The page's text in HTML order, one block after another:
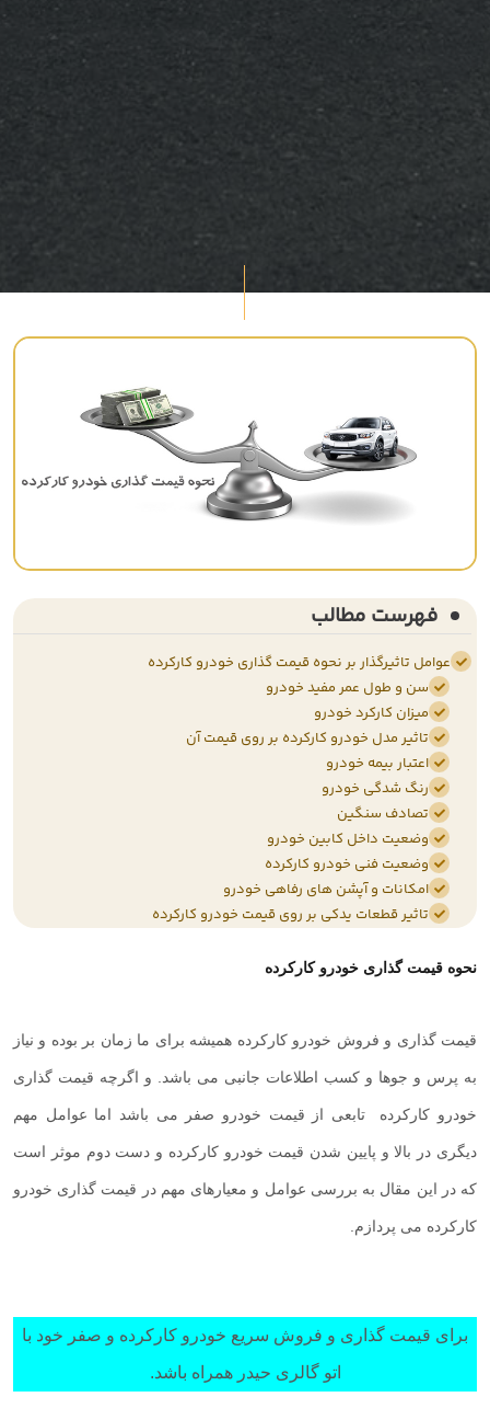
فهرست مطالب
عوامل تاثیرگذار بر نحوه قیمت گذاری خودرو کارکرده
سن و طول عمر مفید خودرو
میزان کارکرد خودرو
تاثیر مدل خودرو کارکرده بر روی قیمت آن
اعتبار بیمه خودرو
رنگ شدگی خودرو
تصادف سنگین
وضعیت داخل کابین خودرو
وضعیت فنی خودرو کارکرده
امکانات و آپشن های رفاهی خودرو
تاثیر قطعات یدکی بر روی قیمت خودرو کارکرده
نحوه قیمت گذاری خودرو کارکرده
قیمت گذاری و فروش خودرو کارکرده همیشه برای ما زمان بر بوده و نیاز
به پرس و جوها و کسب اطلاعات جانبی می باشد. و اگرچه قیمت گذاری
خودرو کارکرده تابعی از قیمت خودرو صفر می باشد اما عوامل مهم
دیگری در بالا و پایین شدن قیمت خودرو کارکرده و دست دوم موثر است
که در این مقال به بررسی عوامل و معیارهای مهم در قیمت گذاری خودرو
کارکرده می پردازم.
برای قیمت گذاری و فروش سریع خودرو کارکرده و صفر خود با
اتو گالری حیدر همراه باشد.